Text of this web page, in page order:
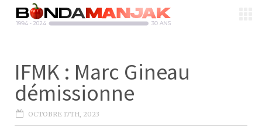
IFMK : Marc Gineau
démissionne
OCTOBRE 17TH, 2023